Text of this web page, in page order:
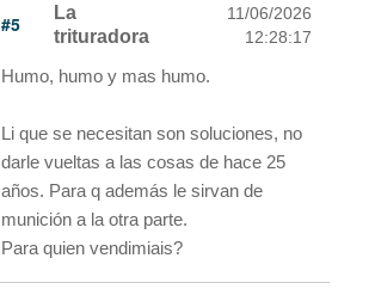
#5
La
trituradora
11/06/2026
12:28:17
Humo, humo y mas humo.
Li que se necesitan son soluciones, no
darle vueltas a las cosas de hace 25
años. Para q además le sirvan de
munición a la otra parte.
Para quien vendimiais?